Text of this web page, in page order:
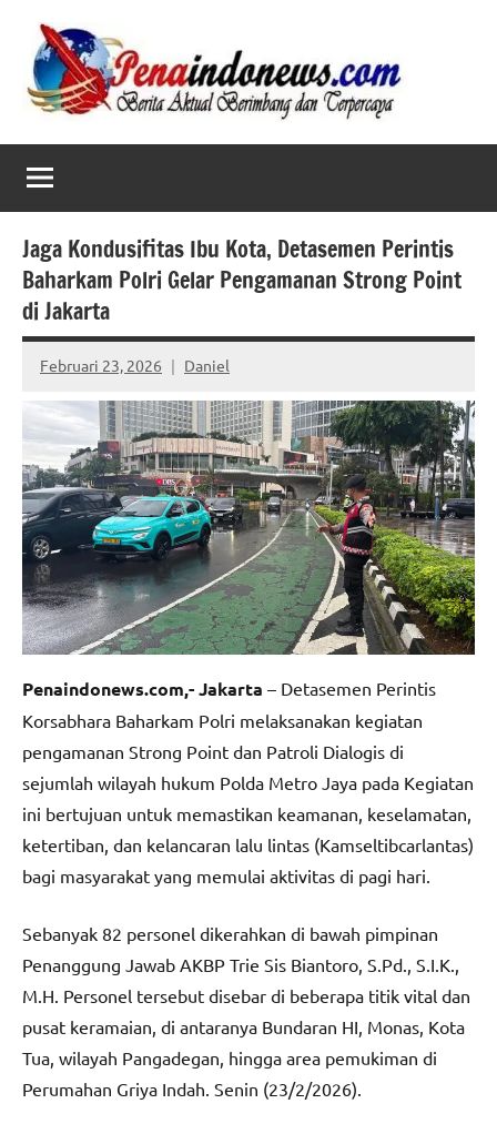
content
Jaga Kondusifitas Ibu Kota, Detasemen Perintis
Baharkam Polri Gelar Pengamanan Strong Point
di Jakarta
Februari 23, 2026 Daniel
No
comments
Penaindonews.com,- Jakarta – Detasemen Perintis
Korsabhara Baharkam Polri melaksanakan kegiatan
pengamanan Strong Point dan Patroli Dialogis di
sejumlah wilayah hukum Polda Metro Jaya pada Kegiatan
ini bertujuan untuk memastikan keamanan, keselamatan,
ketertiban, dan kelancaran lalu lintas (Kamseltibcarlantas)
bagi masyarakat yang memulai aktivitas di pagi hari.
Sebanyak 82 personel dikerahkan di bawah pimpinan
Penanggung Jawab AKBP Trie Sis Biantoro, S.Pd., S.I.K.,
M.H. Personel tersebut disebar di beberapa titik vital dan
pusat keramaian, di antaranya Bundaran HI, Monas, Kota
Tua, wilayah Pangadegan, hingga area pemukiman di
Perumahan Griya Indah. Senin (23/2/2026).